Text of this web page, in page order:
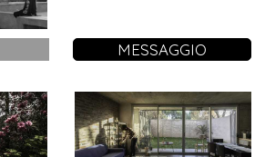
MESSAGGIO